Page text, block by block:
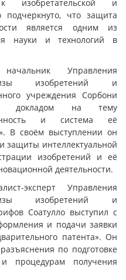
изобретательской и
что защита
является одним из
науки и технологий в
Управления
изобретений и
учреждения Сорбони
докладом на тему
и система её
В своём выступлении он
защиты интеллектуальной
изобретений и её
деятельности.
эксперт Управления
изобретений и
Соатулло выступил с
и подачи заявки
патента». Он
по подготовке
процедурам получения